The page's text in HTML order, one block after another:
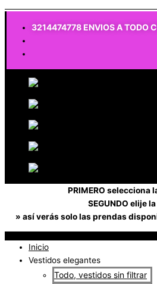
3214474778 ENVIOS A TODO
PRIMERO selecciona
SEGUNDO elije
» así verás solo las prendas
Inicio
Vestidos elegantes
Todo, vestidos sin filtrar